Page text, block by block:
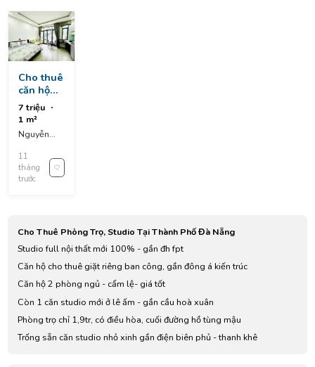
Cho thuê
căn hộ
khu vực
sơn trà
7 triệu
1 m²
Nguyễn
Khoát, An
Hải, An Hải
Bắc, Sơn
11
tháng
trước
Cho Thuê Phòng Trọ, Studio Tại Thành Phố Đà Nẵng
Studio full nội thất mới 100% - gần đh fpt
Căn hộ cho thuê giặt riêng ban công, gần đông á kiến trúc
Căn hộ 2 phòng ngủ - cẩm lệ- giá tốt
Còn 1 căn studio mới ở lê ấm - gần cầu hoà xuân
Phòng trọ chỉ 1,9tr, có điều hòa, cuối đường hồ tùng mậu
Trống sẵn căn studio nhỏ xinh gần điện biên phủ - thanh khê